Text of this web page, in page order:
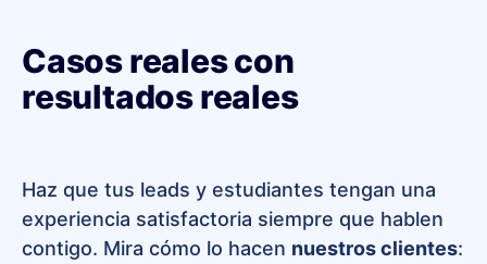
Casos reales con
resultados reales
Haz que tus leads y estudiantes tengan una
experiencia satisfactoria siempre que hablen
contigo. Mira cómo lo hacen nuestros clientes: